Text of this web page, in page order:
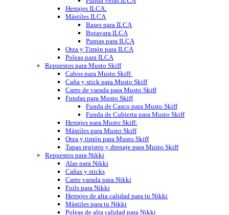
Herrajes ILCA:
Mástiles ILCA
Bases para ILCA
Botavara ILCA
Puntas para ILCA
Orza y Timón para ILCA
Poleas para ILCA
Repuestos para Musto Skiff
Cabos para Musto Skiff:
Caña y stick para Musto Skiff
Carro de varada para Musto Skiff
Fundas para Musto Skiff
Funda de Casco para Musto Skiff
Funda de Cubierta para Musto Skiff
Herrajes para Musto Skiff:
Mástiles para Musto Skiff
Orza y timón para Musto Skiff
Tapas registro y drenaje para Musto Skiff
Repuestos para Nikki
Alas para Nikki
Cañas y sticks
Carro varada para Nikki
Foils para Nikki
Herrajes de alta calidad para tu Nikki
Mástiles para tu Nikki
Poleas de alta calidad para Nikki